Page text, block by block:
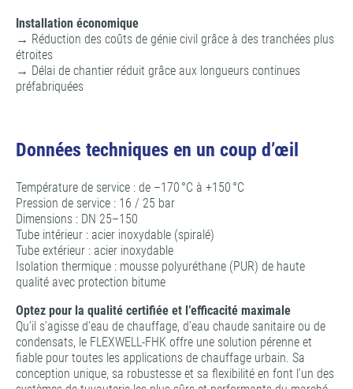
Installation économique
→ Réduction des coûts de génie civil grâce à des tranchées plus
étroites
→ Délai de chantier réduit grâce aux longueurs continues
préfabriquées
Données techniques en un coup d’œil
Température de service : de –170 °C à +150 °C
Pression de service : 16 / 25 bar
Dimensions : DN 25–150
Tube intérieur : acier inoxydable (spiralé)
Tube extérieur : acier inoxydable
Isolation thermique : mousse polyuréthane (PUR) de haute
qualité avec protection bitume
Optez pour la qualité certifiée et l’efficacité maximale
Qu’il s’agisse d’eau de chauffage, d’eau chaude sanitaire ou de
condensats, le FLEXWELL-FHK offre une solution pérenne et
fiable pour toutes les applications de chauffage urbain. Sa
conception unique, sa robustesse et sa flexibilité en font l’un des